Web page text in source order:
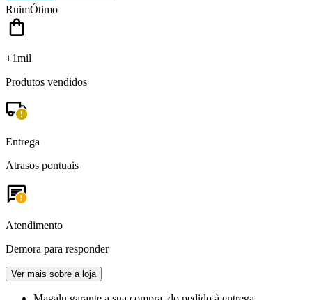
RuimÓtimo
+1mil
Produtos vendidos
Entrega
Atrasos pontuais
Atendimento
Demora para responder
Ver mais sobre a loja